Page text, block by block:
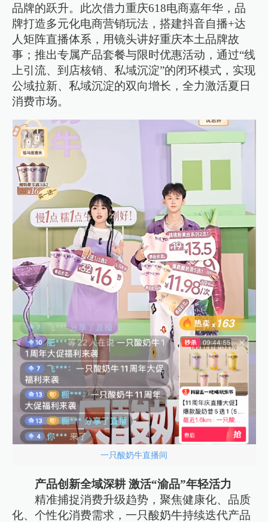
品牌的跃升。此次借力重庆618电商嘉年华，品
牌打造多元化电商营销玩法，搭建抖音自播+达
人矩阵直播体系，用镜头讲好重庆本土品牌故
事；推出专属产品套餐与限时优惠活动，通过“线
上引流、到店核销、私域沉淀”的闭环模式，实现
公域拉新、私域沉淀的双向增长，全力激活夏日
消费市场。
一只酸奶牛直播间
产品创新全域深耕 激活“渝品”年轻活力
精准捕捉消费升级趋势，聚焦健康化、品质
化、个性化消费需求，一只酸奶牛持续迭代产品